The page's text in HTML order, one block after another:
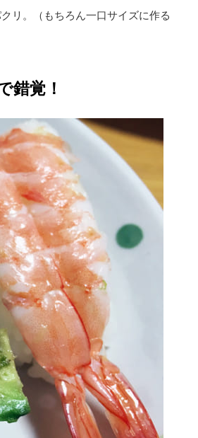
リ。（もちろん一口サイズに作る
錯覚！